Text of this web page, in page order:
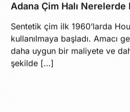
Adana Çim Halı Nerelerde
Sentetik çim ilk 1960’larda
kullanılmaya başladı. Amacı
daha uygun bir maliyete ve
şekilde […]